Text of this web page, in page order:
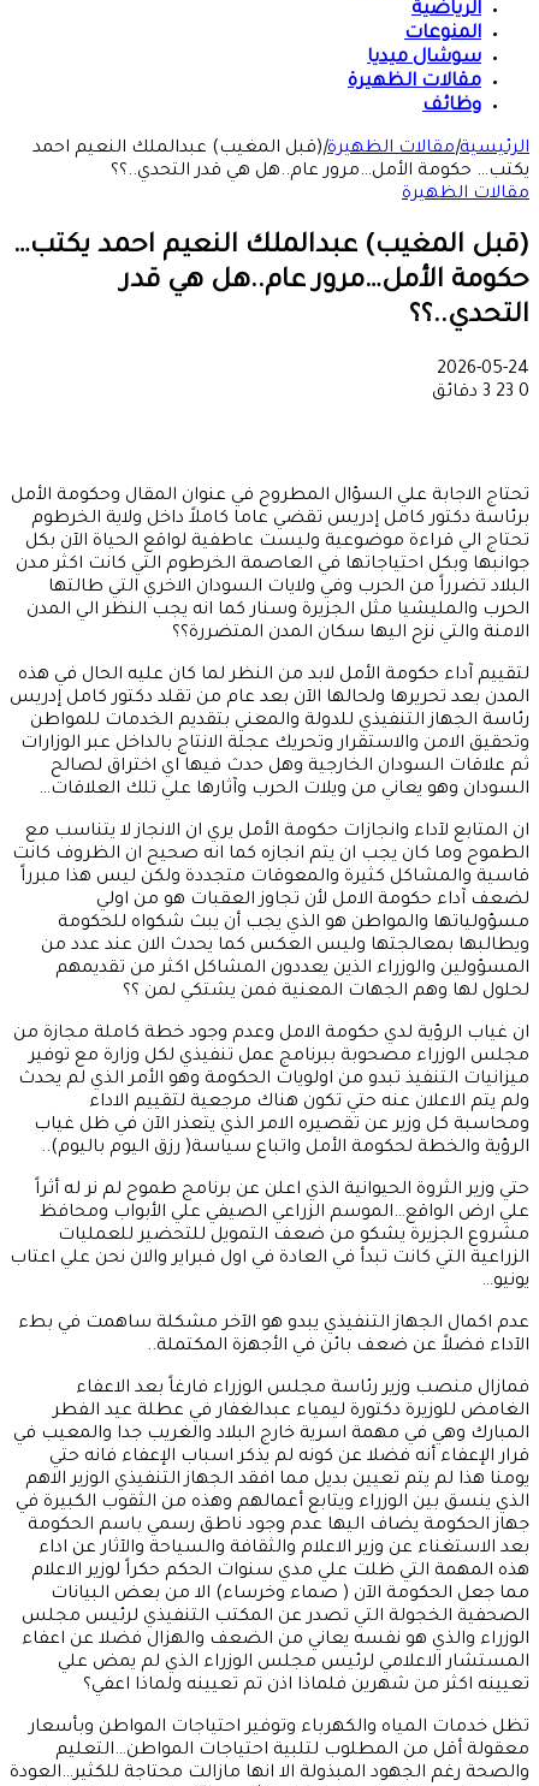
الرياضية
المنوعات
سوشال ميديا
مقالات الظهيرة
وظائف
الرئيسية|مقالات الظهيرة|(قبل المغيب) عبدالملك النعيم احمد
يكتب… حكومة الأمل…مرور عام..هل هي قدر التحدي..؟؟
مقالات الظهيرة
(قبل المغيب) عبدالملك النعيم احمد يكتب…
حكومة الأمل…مرور عام..هل هي قدر
التحدي..؟؟
2026-05-24
0
3 دقائق
تحتاج الاجابة علي السؤال المطروح في عنوان المقال وحكومة الأمل
برئاسة دكتور كامل إدريس تقضي عاما كاملاً داخل ولاية الخرطوم
تحتاج الي قراءة موضوعية وليست عاطفية لواقع الحياة الآن بكل
جوانبها وبكل احتياجاتها في العاصمة الخرطوم التي كانت اكثر مدن
البلاد تضرراً من الحرب وفي ولايات السودان الاخري التي طالتها
الحرب والمليشيا مثل الجزيرة وسنار كما انه يجب النظر الي المدن
الامنة والتي نزح اليها سكان المدن المتضررة؟؟
لتقييم آداء حكومة الأمل لابد من النظر لما كان عليه الحال في هذه
المدن بعد تحريرها ولحالها الآن بعد عام من تقلد دكتور كامل إدريس
رئاسة الجهاز التنفيذي للدولة والمعني بتقديم الخدمات للمواطن
وتحقيق الامن والاستقرار وتحريك عجلة الانتاج بالداخل عبر الوزارات
ثم علاقات السودان الخارجية وهل حدث فيها اي اختراق لصالح
السودان وهو يعاني من ويلات الحرب وآثارها علي تلك العلاقات…
ان المتابع لآداء وانجازات حكومة الأمل يري ان الانجاز لا يتناسب مع
الطموح وما كان يجب ان يتم انجازه كما انه صحيح ان الظروف كانت
قاسية والمشاكل كثيرة والمعوقات متجددة ولكن ليس هذا مبرراً
لضعف آداء حكومة الامل لأن تجاوز العقبات هو من اولي
مسؤولياتها والمواطن هو الذي يجب أن يبث شكواه للحكومة
ويطالبها بمعالجتها وليس العكس كما يحدث الان عند عدد من
المسؤولين والوزراء الذين يعددون المشاكل اكثر من تقديمهم
لحلول لها وهم الجهات المعنية فمن يشتكي لمن ؟؟
ان غياب الرؤية لدي حكومة الامل وعدم وجود خطة كاملة مجازة من
مجلس الوزراء مصحوبة ببرنامج عمل تنفيذي لكل وزارة مع توفير
ميزانيات التنفيذ تبدو من اولويات الحكومة وهو الأمر الذي لم يحدث
ولم يتم الاعلان عنه حتي تكون هناك مرجعية لتقييم الاداء
ومحاسبة كل وزير عن تقصيره الامر الذي يتعذر الآن في ظل غياب
الرؤية والخطة لحكومة الأمل واتباع سياسة( رزق اليوم باليوم)..
حتي وزير الثروة الحيوانية الذي اعلن عن برنامج طموح لم نر له أثراً
علي ارض الواقع…الموسم الزراعي الصيفي علي الأبواب ومحافظ
مشروع الجزيرة يشكو من ضعف التمويل للتحضير للعمليات
الزراعية التي كانت تبدأ في العادة في اول فبراير والان نحن علي اعتاب
يونيو…
عدم اكمال الجهاز التنفيذي يبدو هو الآخر مشكلة ساهمت في بطء
الآداء فضلاً عن ضعف بائن في الأجهزة المكتملة..
فمازال منصب وزير رئاسة مجلس الوزراء فارغاً بعد الاعفاء
الغامض للوزيرة دكتورة ليمياء عبدالغفار في عطلة عيد الفطر
المبارك وهي في مهمة اسرية خارج البلاد والغريب جدا والمعيب في
قرار الإعفاء أنه فضلا عن كونه لم يذكر اسباب الإعفاء فانه حتي
يومنا هذا لم يتم تعيين بديل مما افقد الجهاز التنفيذي الوزير الاهم
الذي ينسق بين الوزراء ويتابع أعمالهم وهذه من الثقوب الكبيرة في
جهاز الحكومة يضاف اليها عدم وجود ناطق رسمي باسم الحكومة
بعد الاستغناء عن وزير الاعلام والثقافة والسياحة والآثار عن اداء
هذه المهمة التي ظلت علي مدي سنوات الحكم حكراً لوزير الاعلام
مما جعل الحكومة الآن ( صماء وخرساء) الا من بعض البيانات
الصحفية الخجولة التي تصدر عن المكتب التنفيذي لرئيس مجلس
الوزراء والذي هو نفسه يعاني من الضعف والهزال فضلا عن اعفاء
المستشار الاعلامي لرئيس مجلس الوزراء الذي لم يمض علي
تعيينه اكثر من شهرين فلماذا اذن تم تعيينه ولماذا اعفي؟
تظل خدمات المياه والكهرباء وتوفير احتياجات المواطن وبأسعار
معقولة أقل من المطلوب لتلبية احتياجات المواطن…التعليم
والصحة رغم الجهود المبذولة الا انها مازالت محتاجة للكثير…العودة